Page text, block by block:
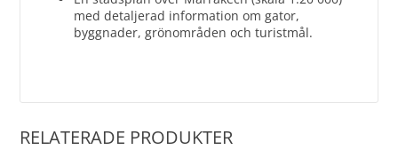
med detaljerad information om gator,
byggnader, grönområden och turistmål.
RELATERADE PRODUKTER